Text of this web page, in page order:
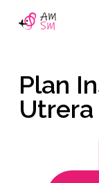
Plan
Utrera